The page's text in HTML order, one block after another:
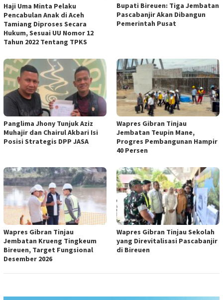
Haji Uma Minta Pelaku
Pencabulan Anak di Aceh
Tamiang Diproses Secara
Hukum, Sesuai UU Nomor 12
Tahun 2022 Tentang TPKS
Bupati Bireuen: Tiga Jembatan
Pascabanjir Akan Dibangun
Pemerintah Pusat
Panglima Jhony Tunjuk Aziz
Muhajir dan Chairul Akbari Isi
Posisi Strategis DPP JASA
Wapres Gibran Tinjau
Jembatan Teupin Mane,
Progres Pembangunan Hampir
40 Persen
Wapres Gibran Tinjau
Jembatan Krueng Tingkeum
Bireuen, Target Fungsional
Desember 2026
Wapres Gibran Tinjau Sekolah
yang Direvitalisasi Pascabanjir
di Bireuen